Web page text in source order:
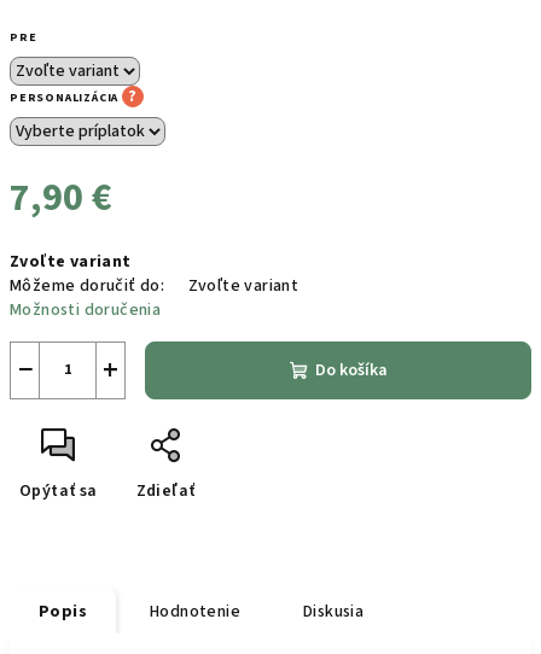
PRE
PERSONALIZÁCIA ?
7,90 €
cena:
Zvoľte variant
Môžeme doručiť do:
Zvoľte variant
Možnosti doručenia
+
− Do košíka
Opýtať sa Zdieľať
Popis Hodnotenie Diskusia